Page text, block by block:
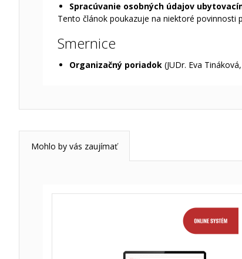
Spracúvanie osobných údajov
Tento článok poukazuje na niektoré povinnosti
Smernice
Organizačný poriadok (JUDr. Eva
Mohlo by vás zaujímať